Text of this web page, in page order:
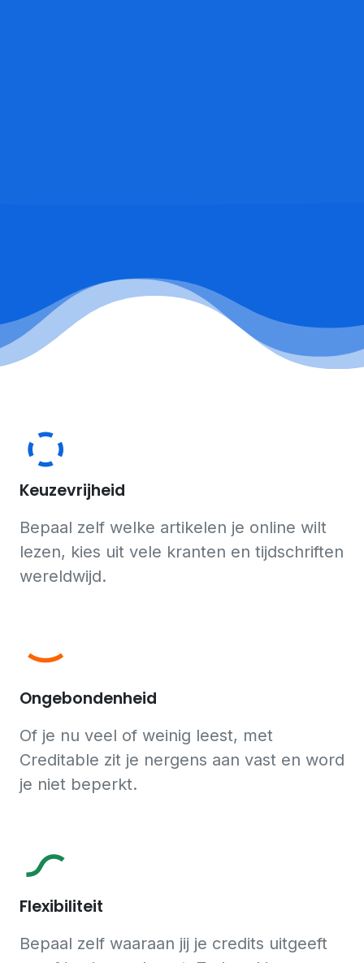
Keuzevrijheid
Bepaal zelf welke artikelen je online wilt
lezen, kies uit vele kranten en tijdschriften
wereldwijd.
Ongebondenheid
Of je nu veel of weinig leest, met
Creditable zit je nergens aan vast en word
je niet beperkt.
Flexibiliteit
Bepaal zelf waaraan jij je credits uitgeeft